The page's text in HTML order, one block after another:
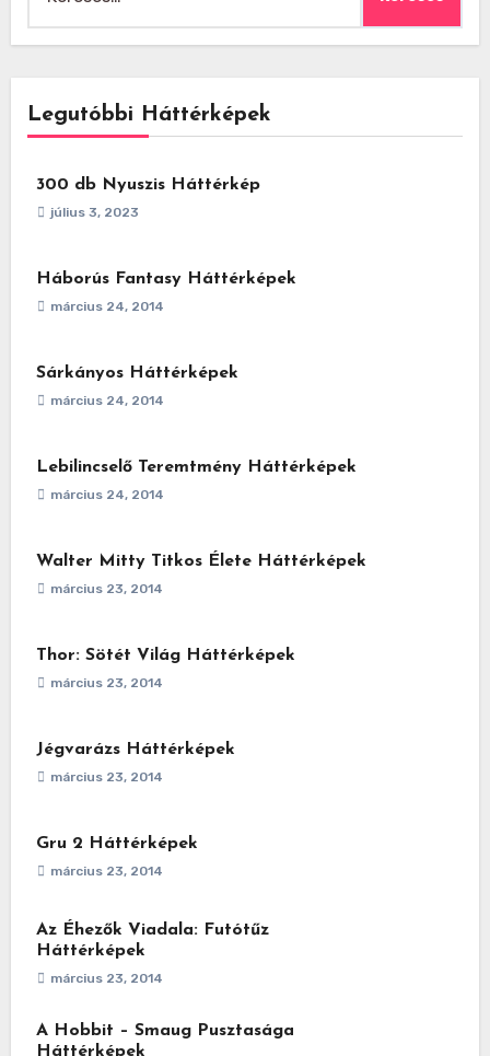
Legutóbbi Háttérképek
300 db Nyuszis Háttérkép
július 3, 2023
Háborús Fantasy Háttérképek
március 24, 2014
Sárkányos Háttérképek
március 24, 2014
Lebilincselő Teremtmény Háttérképek
március 24, 2014
Walter Mitty Titkos Élete Háttérképek
március 23, 2014
Thor: Sötét Világ Háttérképek
március 23, 2014
Jégvarázs Háttérképek
március 23, 2014
Gru 2 Háttérképek
március 23, 2014
Az Éhezők Viadala: Futótűz
Háttérképek
március 23, 2014
A Hobbit – Smaug Pusztasága
Háttérképek